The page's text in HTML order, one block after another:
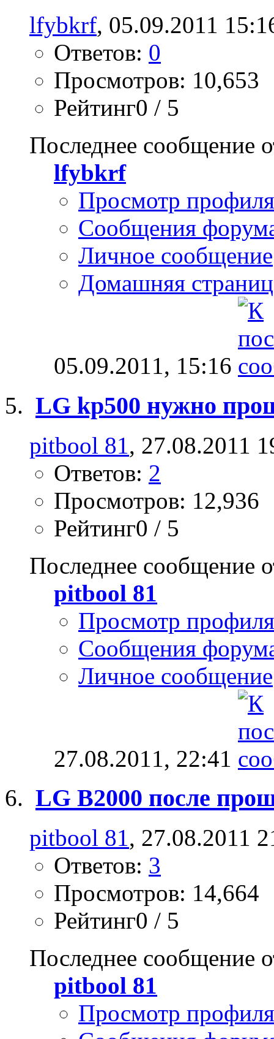
lfybkrf, 05.09.2011
Ответов: 0
Просмотров: 10,653
Рейтинг0 / 5
Последнее сообщение
lfybkrf
Просмотр профиля
Сообщения
Личное сообщение
Домашняя
05.09.2011, 15:16
LG kp500 нужно
pitbool 81, 27.08.2011
Ответов: 2
Просмотров: 12,936
Рейтинг0 / 5
Последнее сообщение
pitbool 81
Просмотр профиля
Сообщения
Личное сообщение
27.08.2011, 22:41
LG B2000 после
pitbool 81, 27.08.2011
Ответов: 3
Просмотров: 14,664
Рейтинг0 / 5
Последнее сообщение
pitbool 81
Просмотр профиля